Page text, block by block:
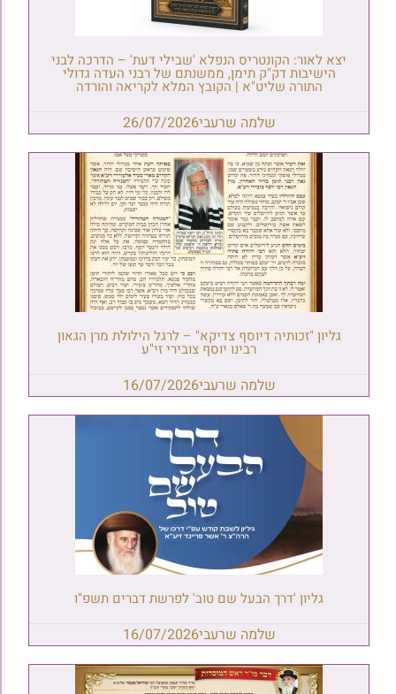
יצא לאור: הקונטריס הנפלא 'שבילי דעת' – הדרכה לבני
הישיבות דק"ק תימן, ממשנתם של רבני העדה גדולי
התורה שליט"א | הקובץ המלא לקריאה והורדה
שלמה שרעבי26/07/2026
גליון "זכותיה דיוסף צדיקא" – לרגל הילולת מרן הגאון
רבינו יוסף צובירי זי"ע
שלמה שרעבי16/07/2026
גליון 'דרך הבעל שם טוב' לפרשת דברים תשפ"ו
שלמה שרעבי16/07/2026